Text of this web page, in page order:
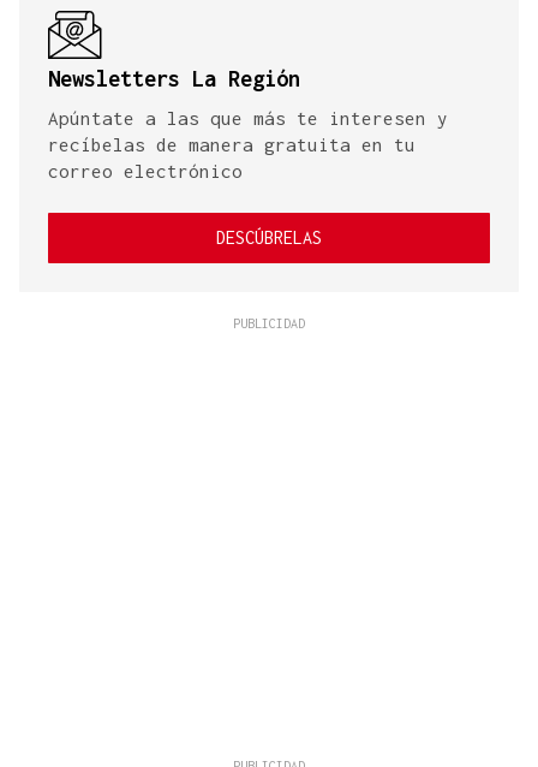
Newsletters La Región
Apúntate a las que más te interesen y
recíbelas de manera gratuita en tu
correo electrónico
DESCÚBRELAS